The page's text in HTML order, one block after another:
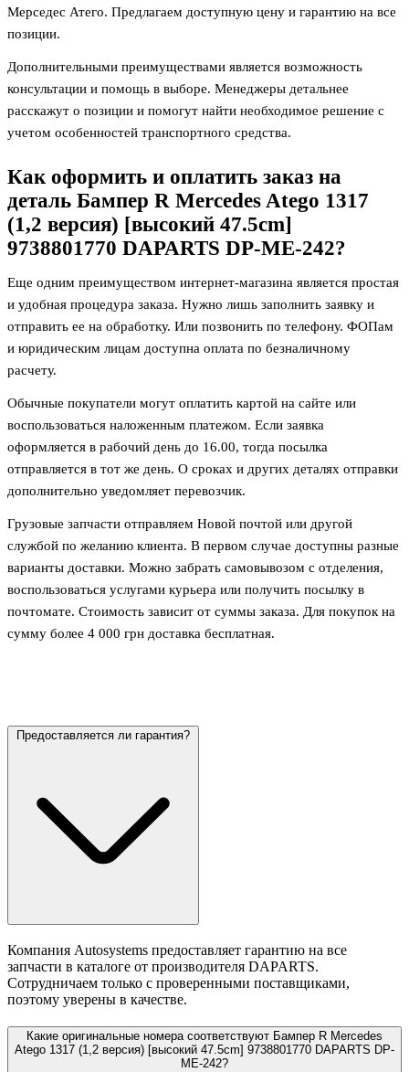
Мерседес Атего. Предлагаем доступную цену и гарантию на все
позиции.
Дополнительными преимуществами является возможность
консультации и помощь в выборе. Менеджеры детальнее
расскажут о позиции и помогут найти необходимое решение с
учетом особенностей транспортного средства.
Как оформить и оплатить заказ на
деталь Бампер R Mercedes Atego 1317
(1,2 версия) [высокий 47.5cm]
9738801770 DAPARTS DP-ME-242?
Еще одним преимуществом интернет-магазина является простая
и удобная процедура заказа. Нужно лишь заполнить заявку и
отправить ее на обработку. Или позвонить по телефону. ФОПам
и юридическим лицам доступна оплата по безналичному
расчету.
Обычные покупатели могут оплатить картой на сайте или
воспользоваться наложенным платежом. Если заявка
оформляется в рабочий день до 16.00, тогда посылка
отправляется в тот же день. О сроках и других деталях отправки
дополнительно уведомляет перевозчик.
Грузовые запчасти отправляем Новой почтой или другой
службой по желанию клиента. В первом случае доступны разные
варианты доставки. Можно забрать самовывозом с отделения,
воспользоваться услугами курьера или получить посылку в
почтомате. Стоимость зависит от суммы заказа. Для покупок на
сумму более 4 000 грн доставка бесплатная.
Предоставляется ли гарантия?
Компания Autosystems предоставляет гарантию на все
запчасти в каталоге от производителя DAPARTS.
Сотрудничаем только с проверенными поставщиками,
поэтому уверены в качестве.
Какие оригинальные номера соответствуют Бампер R Mercedes
Atego 1317 (1,2 версия) [высокий 47.5cm] 9738801770 DAPARTS DP-
ME-242?